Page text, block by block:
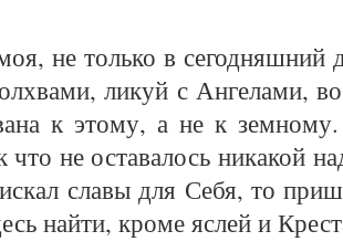
не только в сегодняшний
ликуй с Ангелами,
к этому, а не к
что не оставалось никакой
славы для Себя, то
найти, кроме яслей и